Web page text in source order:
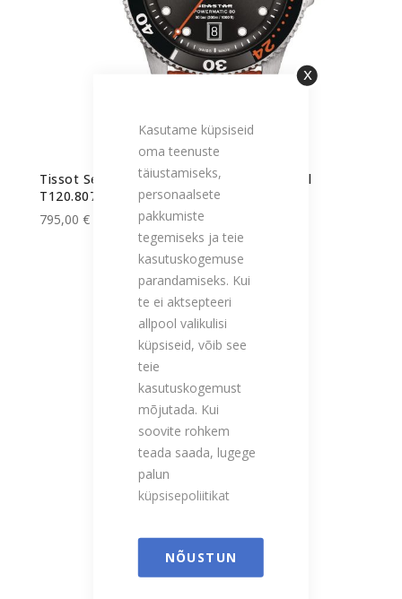
Kasutame küpsiseid
oma teenuste
täiustamiseks,
personaalsete
pakkumiste
tegemiseks ja teie
kasutuskogemuse
parandamiseks. Kui
te ei aktsepteeri
allpool valikulisi
küpsiseid, võib see
teie
kasutuskogemust
mõjutada. Kui
soovite rohkem
teada saada, lugege
palun
küpsisepoliitikat
NÕUSTUN
Tissot Seastar Wilson WNBA unisex käekell
T120.807.17.051.00
795,00 €